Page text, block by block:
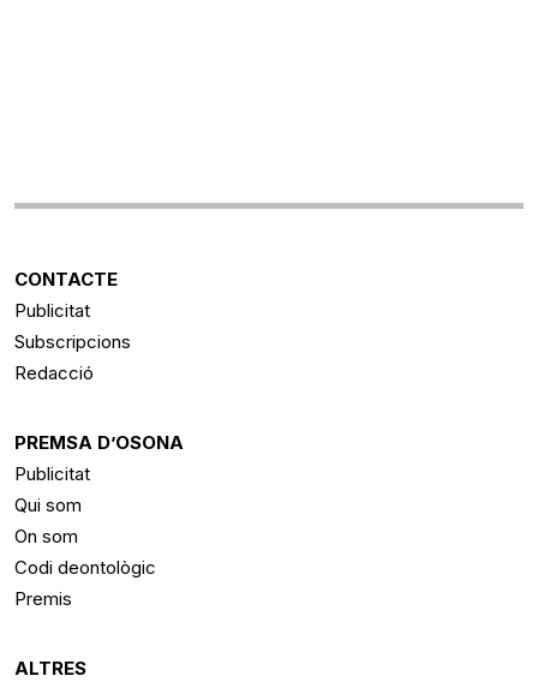
CONTACTE
Publicitat
Subscripcions
Redacció
PREMSA D’OSONA
Publicitat
Qui som
On som
Codi deontològic
Premis
ALTRES